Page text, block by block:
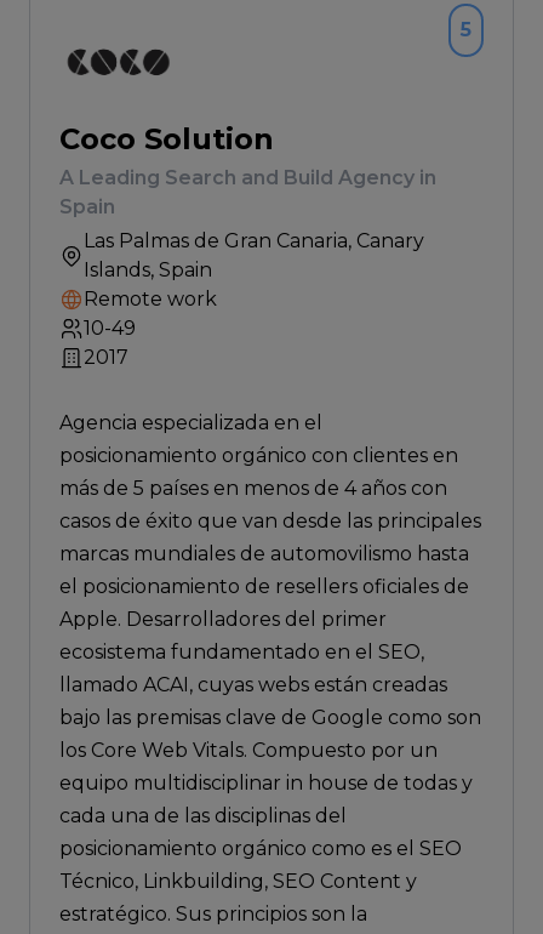
Coco Solution
A Leading Search and Build Agency in
Spain
Las Palmas de Gran Canaria, Canary
Islands, Spain
Remote work
10-49
2017
5
Agencia especializada en el
posicionamiento orgánico con clientes en
más de 5 países en menos de 4 años con
casos de éxito que van desde las principales
marcas mundiales de automovilismo hasta
el posicionamiento de resellers oficiales de
Apple. Desarrolladores del primer
ecosistema fundamentado en el SEO,
llamado ACAI, cuyas webs están creadas
bajo las premisas clave de Google como son
los Core Web Vitals. Compuesto por un
equipo multidisciplinar in house de todas y
cada una de las disciplinas del
posicionamiento orgánico como es el SEO
Técnico, Linkbuilding, SEO Content y
estratégico. Sus principios son la